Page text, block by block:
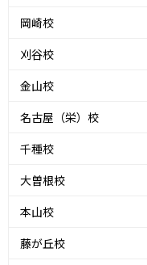
岡崎校
刈谷校
金山校
名古屋（栄）校
千種校
大曽根校
本山校
藤が丘校